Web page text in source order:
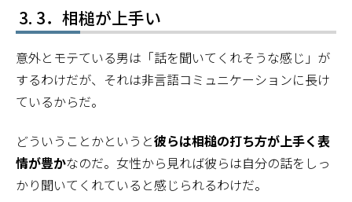
3．相槌が上手い
意外とモテている男は「話を聞いてくれそうな感じ」が
するわけだが、それは非言語コミュニケーションに長け
ているからだ。
どういうことかというと彼らは相槌の打ち方が上手く表
情が豊かなのだ。女性から見れば彼らは自分の話をしっ
かり聞いてくれていると感じられるわけだ。